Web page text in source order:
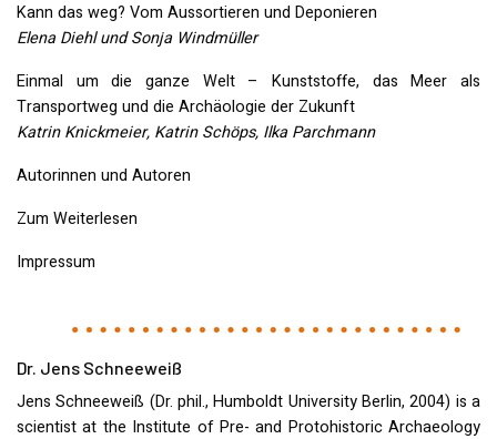
Kann das weg? Vom Aussortieren und Deponieren
Elena Diehl und Sonja Windmüller
Einmal um die ganze Welt – Kunststoffe, das Meer als
Transportweg und die Archäologie der Zukunft
Katrin Knickmeier, Katrin Schöps, Ilka Parchmann
Autorinnen und Autoren
Zum Weiterlesen
Impressum
Dr. Jens Schneeweiß
Jens Schneeweiß (Dr. phil., Humboldt University Berlin, 2004) is a
scientist at the Institute of Pre- and Protohistoric Archaeology